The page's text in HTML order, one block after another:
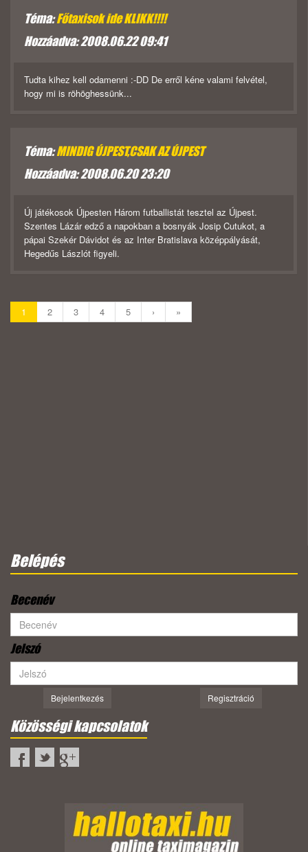
Téma:Főtaxisok ide KLIKK!!!!
Hozzáadva: 2008.06.22 09:41
Tudta kihez kell odamenni :-DD De erről kéne valami felvétel,
hogy mi is röhöghessünk...
Téma:MINDIG ÚJPEST,CSAK AZ ÚJPEST
Hozzáadva: 2008.06.20 23:20
Új játékosok Újpesten Három futballistát tesztel az Újpest.
Szentes Lázár edző a napokban a bosnyák Josip Cutukot, a
pápai Szekér Dávidot és az Inter Bratislava középpályását,
Hegedűs Lászlót figyeli.
1 2 3 4 5 › »
Belépés
Becenév
Jelszó
Bejelentkezés Regisztráció
Közösségi kapcsolatok